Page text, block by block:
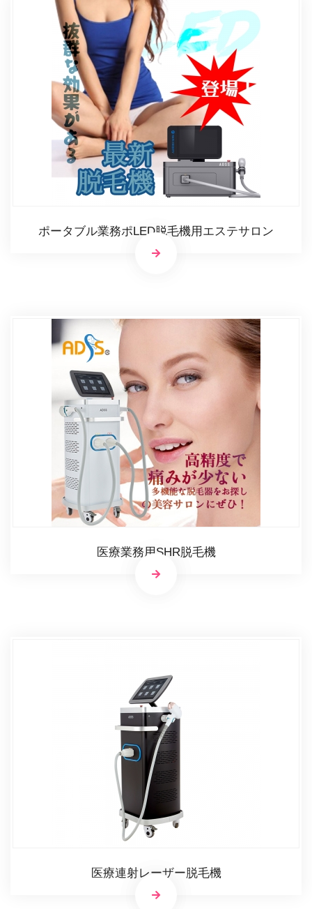
ポータブル業務ポLED脱毛機用エステサロン
医療業務用SHR脱毛機
医療連射レーザー脱毛機